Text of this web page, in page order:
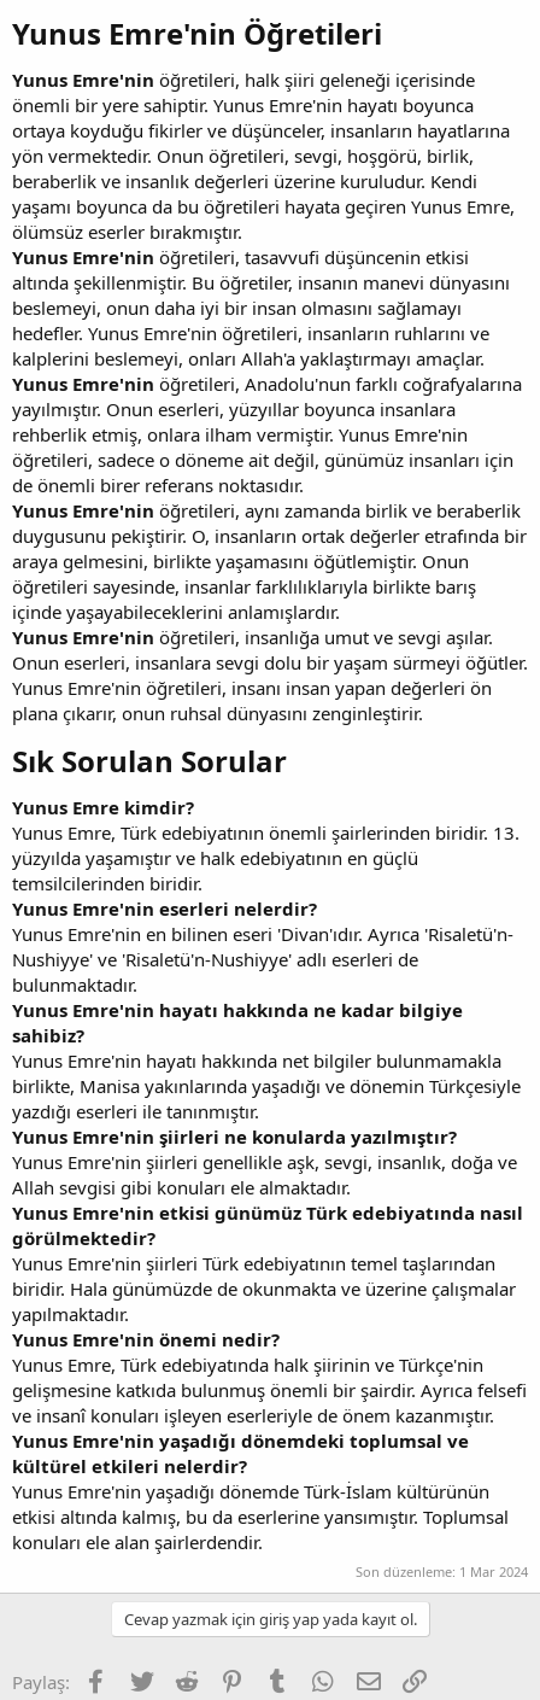
Yunus Emre'nin Öğretileri​
Yunus Emre'nin öğretileri, halk şiiri geleneği içerisinde
önemli bir yere sahiptir. Yunus Emre'nin hayatı boyunca
ortaya koyduğu fikirler ve düşünceler, insanların hayatlarına
yön vermektedir. Onun öğretileri, sevgi, hoşgörü, birlik,
beraberlik ve insanlık değerleri üzerine kuruludur. Kendi
yaşamı boyunca da bu öğretileri hayata geçiren Yunus Emre,
ölümsüz eserler bırakmıştır.
Yunus Emre'nin öğretileri, tasavvufi düşüncenin etkisi
altında şekillenmiştir. Bu öğretiler, insanın manevi dünyasını
beslemeyi, onun daha iyi bir insan olmasını sağlamayı
hedefler. Yunus Emre'nin öğretileri, insanların ruhlarını ve
kalplerini beslemeyi, onları Allah'a yaklaştırmayı amaçlar.
Yunus Emre'nin öğretileri, Anadolu'nun farklı coğrafyalarına
yayılmıştır. Onun eserleri, yüzyıllar boyunca insanlara
rehberlik etmiş, onlara ilham vermiştir. Yunus Emre'nin
öğretileri, sadece o döneme ait değil, günümüz insanları için
de önemli birer referans noktasıdır.
Yunus Emre'nin öğretileri, aynı zamanda birlik ve beraberlik
duygusunu pekiştirir. O, insanların ortak değerler etrafında bir
araya gelmesini, birlikte yaşamasını öğütlemiştir. Onun
öğretileri sayesinde, insanlar farklılıklarıyla birlikte barış
içinde yaşayabileceklerini anlamışlardır.
Yunus Emre'nin öğretileri, insanlığa umut ve sevgi aşılar.
Onun eserleri, insanlara sevgi dolu bir yaşam sürmeyi öğütler.
Yunus Emre'nin öğretileri, insanı insan yapan değerleri ön
plana çıkarır, onun ruhsal dünyasını zenginleştirir.
Sık Sorulan Sorular​
Yunus Emre kimdir?
Yunus Emre, Türk edebiyatının önemli şairlerinden biridir. 13.
yüzyılda yaşamıştır ve halk edebiyatının en güçlü
temsilcilerinden biridir.
Yunus Emre'nin eserleri nelerdir?
Yunus Emre'nin en bilinen eseri 'Divan'ıdır. Ayrıca 'Risaletü'n-
Nushiyye' ve 'Risaletü'n-Nushiyye' adlı eserleri de
bulunmaktadır.
Yunus Emre'nin hayatı hakkında ne kadar bilgiye
sahibiz?
Yunus Emre'nin hayatı hakkında net bilgiler bulunmamakla
birlikte, Manisa yakınlarında yaşadığı ve dönemin Türkçesiyle
yazdığı eserleri ile tanınmıştır.
Yunus Emre'nin şiirleri ne konularda yazılmıştır?
Yunus Emre'nin şiirleri genellikle aşk, sevgi, insanlık, doğa ve
Allah sevgisi gibi konuları ele almaktadır.
Yunus Emre'nin etkisi günümüz Türk edebiyatında nasıl
görülmektedir?
Yunus Emre'nin şiirleri Türk edebiyatının temel taşlarından
biridir. Hala günümüzde de okunmakta ve üzerine çalışmalar
yapılmaktadır.
Yunus Emre'nin önemi nedir?
Yunus Emre, Türk edebiyatında halk şiirinin ve Türkçe'nin
gelişmesine katkıda bulunmuş önemli bir şairdir. Ayrıca felsefi
ve insanî konuları işleyen eserleriyle de önem kazanmıştır.
Yunus Emre'nin yaşadığı dönemdeki toplumsal ve
kültürel etkileri nelerdir?
Yunus Emre'nin yaşadığı dönemde Türk-İslam kültürünün
etkisi altında kalmış, bu da eserlerine yansımıştır. Toplumsal
konuları ele alan şairlerdendir.
Son düzenleme: 1 Mar 2024
Cevap yazmak için giriş yap yada kayıt ol.
Paylaş: Facebook
Twitter Reddit PinterestTumblr WhatsApp
E-posta